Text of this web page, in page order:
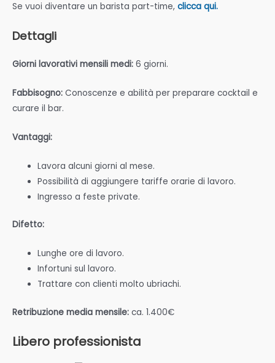
Se vuoi diventare un barista part-time, clicca qui.
Dettagli
Giorni lavorativi mensili medi: 6 giorni.
Fabbisogno: Conoscenze e abilità per preparare cocktail e
curare il bar.
Vantaggi:
Lavora alcuni giorni al mese.
Possibilità di aggiungere tariffe orarie di lavoro.
Ingresso a feste private.
Difetto:
Lunghe ore di lavoro.
Infortuni sul lavoro.
Trattare con clienti molto ubriachi.
Retribuzione media mensile: ca. 1.400€
Libero professionista